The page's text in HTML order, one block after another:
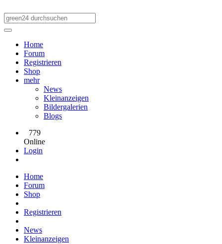
Home
Forum
Registrieren
Shop
mehr
News
Kleinanzeigen
Bildergalerien
Blogs
779
Online
Login
Home
Forum
Shop
Registrieren
News
Kleinanzeigen